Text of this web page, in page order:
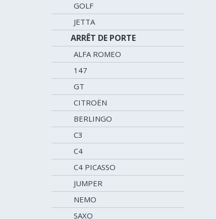
GOLF
JETTA
ARRÊT DE PORTE
ALFA ROMEO
147
GT
CITROËN
BERLINGO
C3
C4
C4 PICASSO
JUMPER
NEMO
SAXO